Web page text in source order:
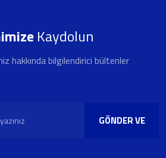
Kaydolun
hakkında bilgilendirici bültenler
GÖNDER VE